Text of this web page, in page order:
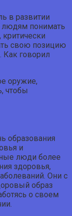
в развитии
людям понимать
свою позицию
Как говорил
оружие,
чтобы
образования
и
люди более
здоровья,
Они с
образ
о своем